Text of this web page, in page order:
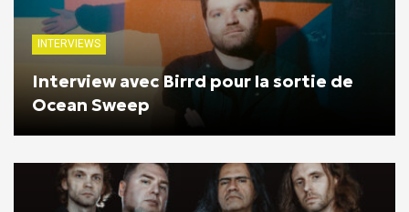
INTERVIEWS
Interview avec Birrd pour la sortie de
Ocean Sweep